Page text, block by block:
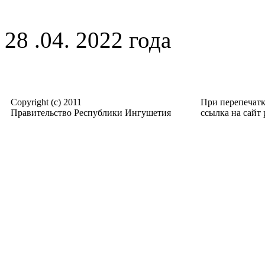
28 .04. 2022 года
Copyright (c) 2011
Правительство Республики Ингушетия
При
ссылка на сайт